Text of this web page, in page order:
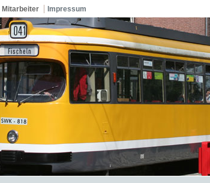
Mitarbeiter Impressum